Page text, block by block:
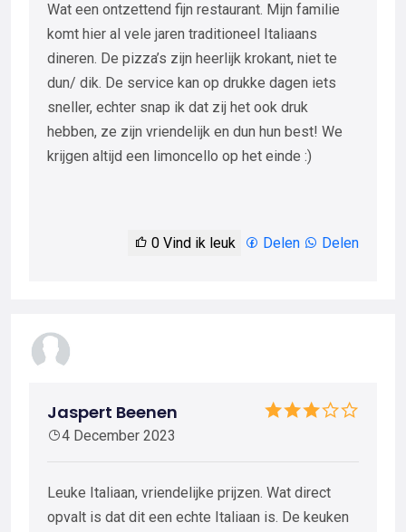
Wat een ontzettend fijn restaurant. Mijn familie
komt hier al vele jaren traditioneel Italiaans
dineren. De pizza’s zijn heerlijk krokant, niet te
dun/ dik. De service kan op drukke dagen iets
sneller, echter snap ik dat zij het ook druk
hebben, ze zijn vriendelijk en dun hun best! We
krijgen altijd een limoncello op het einde :)
0 Vind ik leuk Delen Delen
Jaspert Beenen
4 December 2023
Leuke Italiaan, vriendelijke prijzen. Wat direct
opvalt is dat dit een echte Italiaan is. De keuken